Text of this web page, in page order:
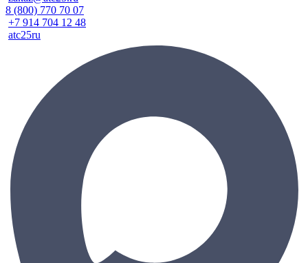
8 (800) 770 70 07
+7 914 704 12 48
atc25ru